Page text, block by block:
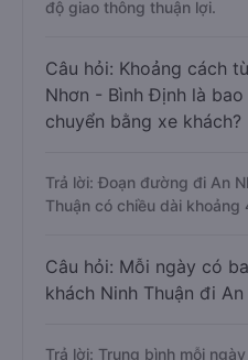
Thuận đi An Nhơn - Bình
độ giao thông thuận lợi.
Nhơn - Bình Định là bao
chuyển bằng xe khách?
Trả lời: Đoạn đường đi An
Thuận có chiều dài khoảng
Câu hỏi: Mỗi ngày có